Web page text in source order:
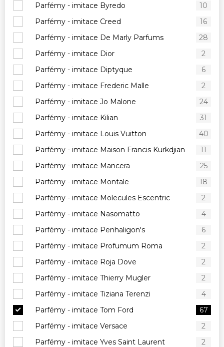
Parfémy - imitace Byredo
10
Parfémy - imitace Creed
16
Parfémy - imitace De Marly Parfums
28
Parfémy - imitace Dior
2
Parfémy - imitace Diptyque
6
Parfémy - imitace Frederic Malle
2
Parfémy - imitace Jo Malone
24
Parfémy - imitace Kilian
31
Parfémy - imitace Louis Vuitton
40
Parfémy - imitace Maison Francis Kurkdjian
11
Parfémy - imitace Mancera
25
Parfémy - imitace Montale
18
Parfémy - imitace Molecules Escentric
2
Parfémy - imitace Nasomatto
4
Parfémy - imitace Penhaligon's
6
Parfémy - imitace Profumum Roma
2
Parfémy - imitace Roja Dove
2
Parfémy - imitace Thierry Mugler
2
Parfémy - imitace Tiziana Terenzi
4
Parfémy - imitace Tom Ford
67
Parfémy - imitace Versace
2
Parfémy - imitace Yves Saint Laurent
2